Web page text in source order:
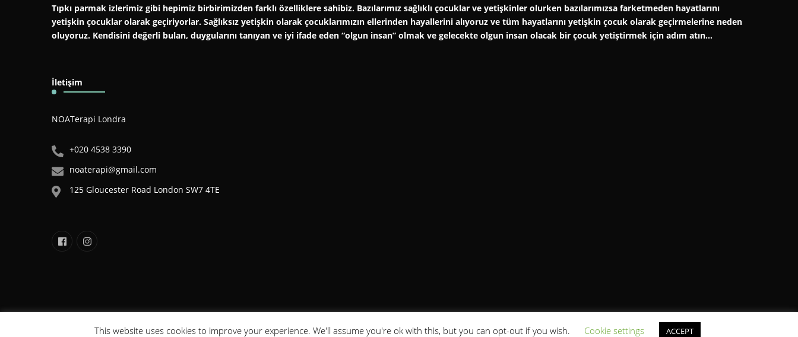
Tıpkı parmak izlerimiz gibi hepimiz birbirimizden farklı özelliklere sahibiz. Bazılarımız sağlıklı çocuklar ve yetişkinler olurken bazılarımızsa farketmeden hayatlarını
yetişkin çocuklar olarak geçiriyorlar. Sağlıksız yetişkin olarak çocuklarımızın ellerinden hayallerini alıyoruz ve tüm hayatlarını yetişkin çocuk olarak geçirmelerine neden
oluyoruz. Kendisini değerli bulan, duygularını tanıyan ve iyi ifade eden “olgun insan” olmak ve gelecekte olgun insan olacak bir çocuk yetiştirmek için adım atın…
İletişim
NOATerapi Londra
+020 4538 3390
noaterapi@gmail.com
125 Gloucester Road London SW7 4TE
NOA©2020 . Tüm Hakları Saklıdır. Bu sitede yer alan yazılar bilgilendirme amaçlıdır. Tanı ve tedavi için kullanılamaz.
This website uses cookies to improve your experience. We'll assume you're ok with this, but you can opt-out if you wish. Cookie settings ACCEPT